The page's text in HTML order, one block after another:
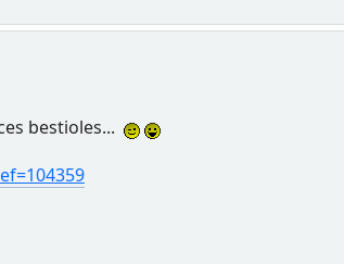
bestioles...